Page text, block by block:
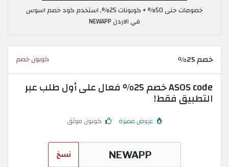
خصومات حتى 50% + كوبونات 25%, استخدم كود خصم اسوس
في الاردن NEWAPP
خصم 25% كوبون خصم
ASOS code خصم 25% فعال على أول طلب عبر
التطبيق فقط!
عروض مميزة كوبون موثق
نسخ